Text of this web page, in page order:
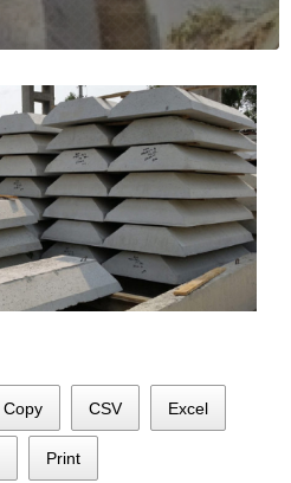
Copy CSV Excel
Print